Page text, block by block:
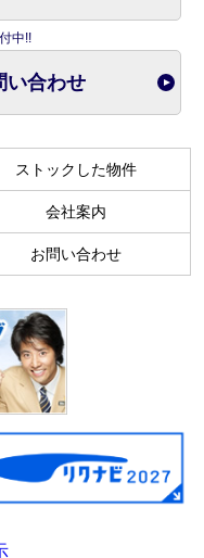
中!!
い合わせ
ストックした物件
会社案内
お問い合わせ